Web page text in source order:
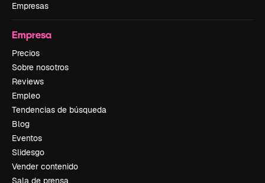
Empresas
Empresa
Precios
Sobre nosotros
Reviews
Empleo
Tendencias de búsqueda
Blog
Eventos
Slidesgo
Vender contenido
Sala de prensa